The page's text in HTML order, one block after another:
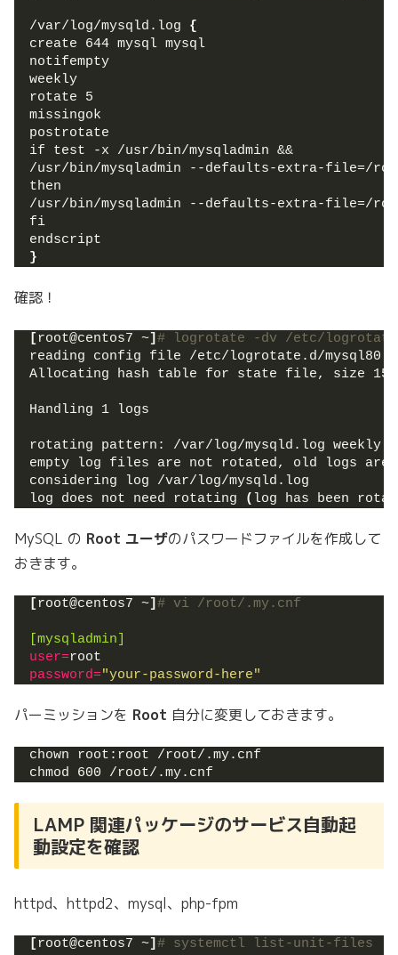
/var/log/mysqld.log {
create 644 mysql mysql
notifempty
weekly
rotate 5
missingok
postrotate
if test -x /usr/bin/mysqladmin &&
/usr/bin/mysqladmin --defaults-extra-file=/
then
/usr/bin/mysqladmin --defaults-extra-file=/
fi
endscript
}
確認！
[root@centos7 ~] # logrotate -dv /etc/
reading config file /etc/logrotate.d/mysql80
Allocating hash table for state file, size
Handling 1 logs
rotating pattern: /var/log/mysqld.log weekly
empty log files are not rotated, old logs are
considering log /var/log/mysqld.log
log does not need rotating
( log has been
MySQL の Root ユーザのパスワードファイルを作成して
おきます。
[root@centos7 ~] # vi /root/.my.cnf
[mysqladmin]
user=root
password="your-password-here"
パーミッションを Root 自分に変更しておきます。
chown root:root /root/.my.cnf
chmod 600 /root/.my.cnf
LAMP 関連パッケージのサービス自動起
動設定を確認
httpd、httpd2、mysql、php-fpm
[root@centos7 ~] # systemctl list-unit-files |